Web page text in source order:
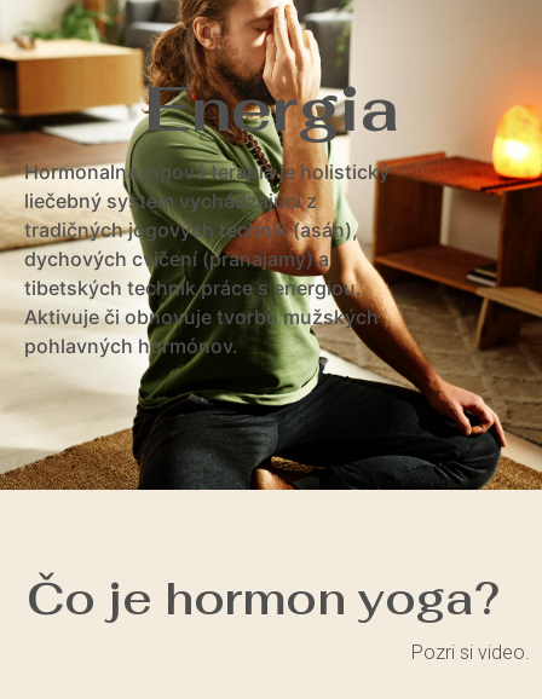
Rovnováha
Hormonalna jogová terapia je holistický
liečebný systém vychádzajúci z
tradičných jogových techník (asán),
dychových cvičení (pranajamy) a
tibetských technik práce s energiou.
Aktivuje či obnovuje tvorbu mužských
pohlavných hormónov.
Čo je hormon yoga?
Pozri si video.